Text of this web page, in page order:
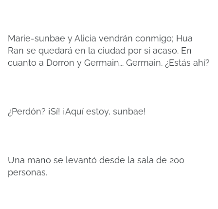
Marie-sunbae y Alicia vendrán conmigo; Hua
Ran se quedará en la ciudad por si acaso. En
cuanto a Dorron y Germain... Germain. ¿Estás ahí?
¿Perdón? ¡Sí! ¡Aquí estoy, sunbae!
Una mano se levantó desde la sala de 200
personas.